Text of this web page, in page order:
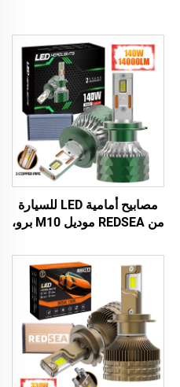
مصابيح أمامية LED للسيارة
من REDSEA موديل M10 برو،